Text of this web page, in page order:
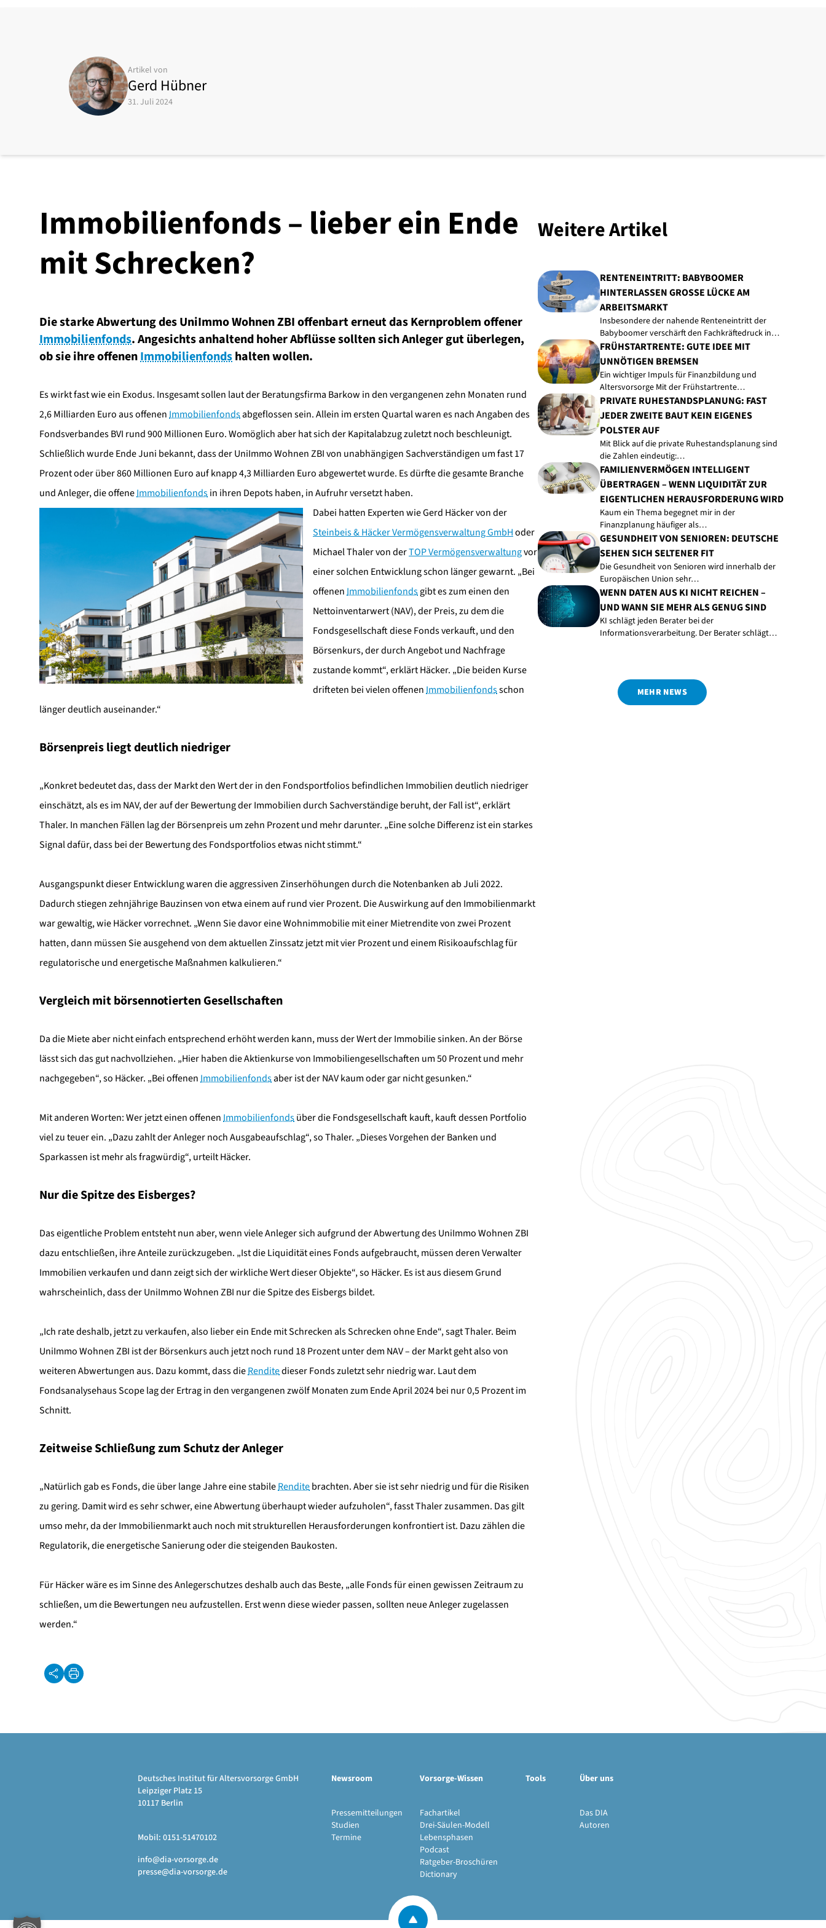
Artikel von
Gerd Hübner
31. Juli 2024
Immobilienfonds – lieber ein Ende
mit Schrecken?
Die starke Abwertung des UniImmo Wohnen ZBI offenbart erneut das Kernproblem offener
Immobilienfonds. Angesichts anhaltend hoher Abflüsse sollten sich Anleger gut überlegen,
ob sie ihre offenenImmobilienfondshalten wollen.
Es wirkt fast wie ein Exodus. Insgesamt sollen laut der Beratungsfirma Barkow in den vergangenen zehn Monaten rund
2,6 Milliarden Euro aus offenenImmobilienfondsabgeflossen sein. Allein im ersten Quartal waren es nach Angaben des
Fondsverbandes BVI rund 900 Millionen Euro. Womöglich aber hat sich der Kapitalabzug zuletzt noch beschleunigt.
Schließlich wurde Ende Juni bekannt, dass der UniImmo Wohnen ZBI von unabhängigen Sachverständigen um fast 17
Prozent oder über 860 Millionen Euro auf knapp 4,3 Milliarden Euro abgewertet wurde. Es dürfte die gesamte Branche
und Anleger, die offeneImmobilienfondsin ihren Depots haben, in Aufruhr versetzt haben.
Dabei hatten Experten wie Gerd Häcker von der
Steinbeis & Häcker Vermögensverwaltung GmbHoder
Michael Thaler von derTOP Vermögensverwaltungvor
einer solchen Entwicklung schon länger gewarnt. „Bei
offenenImmobilienfondsgibt es zum einen den
Nettoinventarwert (NAV), der Preis, zu dem die
Fondsgesellschaft diese Fonds verkauft, und den
Börsenkurs, der durch Angebot und Nachfrage
zustande kommt“, erklärt Häcker. „Die beiden Kurse
drifteten bei vielen offenenImmobilienfondsschon
länger deutlich auseinander.“
Börsenpreis liegt deutlich niedriger
„Konkret bedeutet das, dass der Markt den Wert der in den Fondsportfolios befindlichen Immobilien deutlich niedriger
einschätzt, als es im NAV, der auf der Bewertung der Immobilien durch Sachverständige beruht, der Fall ist“, erklärt
Thaler. In manchen Fällen lag der Börsenpreis um zehn Prozent und mehr darunter. „Eine solche Differenz ist ein starkes
Signal dafür, dass bei der Bewertung des Fondsportfolios etwas nicht stimmt.“
Ausgangspunkt dieser Entwicklung waren die aggressiven Zinserhöhungen durch die Notenbanken ab Juli 2022.
Dadurch stiegen zehnjährige Bauzinsen von etwa einem auf rund vier Prozent. Die Auswirkung auf den Immobilienmarkt
war gewaltig, wie Häcker vorrechnet. „Wenn Sie davor eine Wohnimmobilie mit einer Mietrendite von zwei Prozent
hatten, dann müssen Sie ausgehend von dem aktuellen Zinssatz jetzt mit vier Prozent und einem Risikoaufschlag für
regulatorische und energetische Maßnahmen kalkulieren.“
Vergleich mit börsennotierten Gesellschaften
Da die Miete aber nicht einfach entsprechend erhöht werden kann, muss der Wert der Immobilie sinken. An der Börse
lässt sich das gut nachvollziehen. „Hier haben die Aktienkurse von Immobiliengesellschaften um 50 Prozent und mehr
nachgegeben“, so Häcker. „Bei offenenImmobilienfondsaber ist der NAV kaum oder gar nicht gesunken.“
Mit anderen Worten: Wer jetzt einen offenenImmobilienfondsüber die Fondsgesellschaft kauft, kauft dessen Portfolio
viel zu teuer ein. „Dazu zahlt der Anleger noch Ausgabeaufschlag“, so Thaler. „Dieses Vorgehen der Banken und
Sparkassen ist mehr als fragwürdig“, urteilt Häcker.
Nur die Spitze des Eisberges?
Das eigentliche Problem entsteht nun aber, wenn viele Anleger sich aufgrund der Abwertung des UniImmo Wohnen ZBI
dazu entschließen, ihre Anteile zurückzugeben. „Ist die Liquidität eines Fonds aufgebraucht, müssen deren Verwalter
Immobilien verkaufen und dann zeigt sich der wirkliche Wert dieser Objekte“, so Häcker. Es ist aus diesem Grund
wahrscheinlich, dass der UniImmo Wohnen ZBI nur die Spitze des Eisbergs bildet.
„Ich rate deshalb, jetzt zu verkaufen, also lieber ein Ende mit Schrecken als Schrecken ohne Ende“, sagt Thaler. Beim
UniImmo Wohnen ZBI ist der Börsenkurs auch jetzt noch rund 18 Prozent unter dem NAV – der Markt geht also von
weiteren Abwertungen aus. Dazu kommt, dass dieRenditedieser Fonds zuletzt sehr niedrig war. Laut dem
Fondsanalysehaus Scope lag der Ertrag in den vergangenen zwölf Monaten zum Ende April 2024 bei nur 0,5 Prozent im
Schnitt.
Zeitweise Schließung zum Schutz der Anleger
„Natürlich gab es Fonds, die über lange Jahre eine stabileRenditebrachten. Aber sie ist sehr niedrig und für die Risiken
zu gering. Damit wird es sehr schwer, eine Abwertung überhaupt wieder aufzuholen“, fasst Thaler zusammen. Das gilt
umso mehr, da der Immobilienmarkt auch noch mit strukturellen Herausforderungen konfrontiert ist. Dazu zählen die
Regulatorik, die energetische Sanierung oder die steigenden Baukosten.
Für Häcker wäre es im Sinne des Anlegerschutzes deshalb auch das Beste, „alle Fonds für einen gewissen Zeitraum zu
schließen, um die Bewertungen neu aufzustellen. Erst wenn diese wieder passen, sollten neue Anleger zugelassen
werden.“
Weitere Artikel
RENTENEINTRITT: BABYBOOMER
HINTERLASSEN GROSSE LÜCKE AM A
RBEITSMARKT
Insbesondere der nahende Renteneintritt der
Babyboomer verschärft den Fachkräftedruck in…
FRÜHSTARTRENTE: GUTE IDEE MIT
UNNÖTIGEN BREMSEN
Ein wichtiger Impuls für Finanzbildung und
Altersvorsorge Mit der Frühstartrente…
PRIVATE RUHESTANDSPLANUNG: FAST
JEDER ZWEITE BAUT KEIN EIGENES
POLSTER AUF
Mit Blick auf die private Ruhestandsplanung sind
die Zahlen eindeutig:…
FAMILIENVERMÖGEN INTELLIGENT
ÜBERTRAGEN – WENN LIQUIDITÄT ZUR
EIGENTLICHEN HERAUSFORDERUNG WIRD
Kaum ein Thema begegnet mir in der
Finanzplanung häufiger als…
GESUNDHEIT VON SENIOREN: DEUTSCHE
SEHEN SICH SELTENER FIT
Die Gesundheit von Senioren wird innerhalb der
Europäischen Union sehr…
WENN DATEN AUS KI NICHT REICHEN –
UND WANN SIE MEHR ALS GENUG SIND
KI schlägt jeden Berater bei der
Informationsverarbeitung. Der Berater schlägt…
MEHR NEWS
Deutsches Institut für Altersvorsorge GmbH
Leipziger Platz 15
10117 Berlin
Mobil: 0151-51470102
info@dia-vorsorge.de
presse@dia-vorsorge.de
Newsroom
Pressemitteilungen
Studien
Termine
Vorsorge-Wissen
Fachartikel
Drei-Säulen-Modell
Lebensphasen
Podcast
Ratgeber-Broschüren
Dictionary
Tools Über uns
Das DIA
Autoren